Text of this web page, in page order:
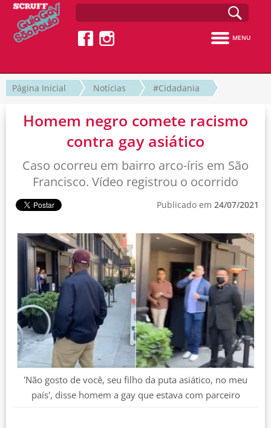
MENU
Página Inicial Notícias #Cidadania
Homem negro comete racismo
contra gay asiático
Caso ocorreu em bairro arco-íris em São
Francisco. Vídeo registrou o ocorrido
Publicado em 24/07/2021
'Não gosto de você, seu filho da puta asiático, no meu
país', disse homem a gay que estava com parceiro